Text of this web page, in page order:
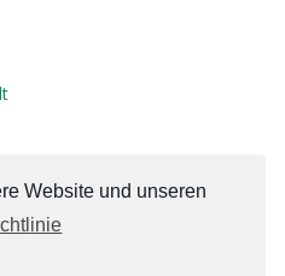
Website und unseren